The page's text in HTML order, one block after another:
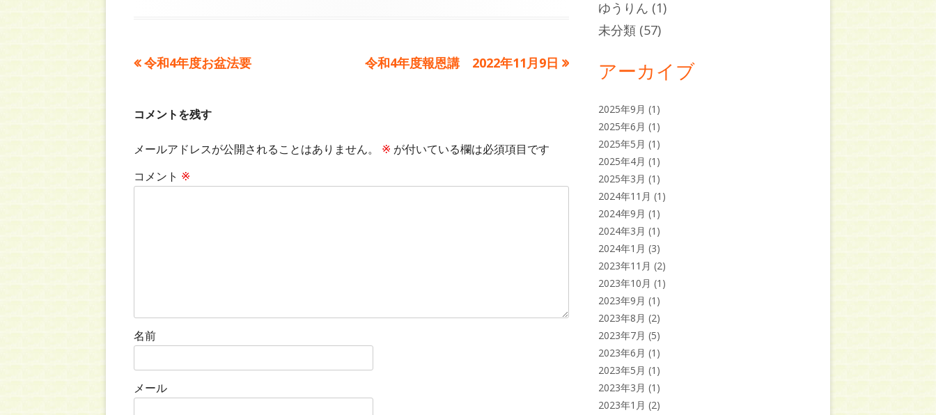
投
ナ
ビ
ゲ
前
事:
令和4年度お盆法要
次
令和4年度報恩講 2022年11月9日
コメントを残す
メールアドレスが公開されることはありません。 ※ が付いている欄は必須項目です
コメント ※
名前
メール
ゆうりん (1)
未分類 (57)
アーカイブ
2025年9月 (1)
2025年6月 (1)
2025年5月 (1)
2025年4月 (1)
2025年3月 (1)
2024年11月 (1)
2024年9月 (1)
2024年3月 (1)
2024年1月 (3)
2023年11月 (2)
2023年10月 (1)
2023年9月 (1)
2023年8月 (2)
2023年7月 (5)
2023年6月 (1)
2023年5月 (1)
2023年3月 (1)
2023年1月 (2)